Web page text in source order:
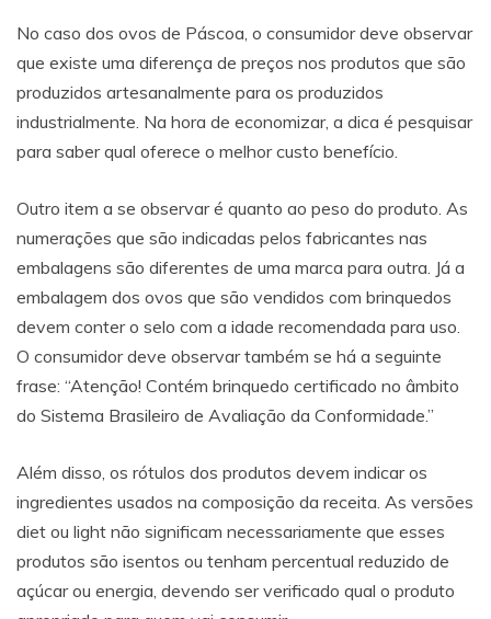
No caso dos ovos de Páscoa, o consumidor deve observar
que existe uma diferença de preços nos produtos que são
produzidos artesanalmente para os produzidos
industrialmente. Na hora de economizar, a dica é pesquisar
para saber qual oferece o melhor custo benefício.
Outro item a se observar é quanto ao peso do produto. As
numerações que são indicadas pelos fabricantes nas
embalagens são diferentes de uma marca para outra. Já a
embalagem dos ovos que são vendidos com brinquedos
devem conter o selo com a idade recomendada para uso.
O consumidor deve observar também se há a seguinte
frase: “Atenção! Contém brinquedo certificado no âmbito
do Sistema Brasileiro de Avaliação da Conformidade.”
Além disso, os rótulos dos produtos devem indicar os
ingredientes usados na composição da receita. As versões
diet ou light não significam necessariamente que esses
produtos são isentos ou tenham percentual reduzido de
açúcar ou energia, devendo ser verificado qual o produto